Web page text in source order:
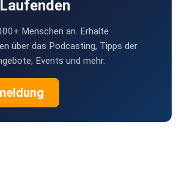
Plattformen. Apple Podcast:
Spotify: https://spoti.fi/33bj5o5
@KerstinHardt/playlists
Menschen an. Erhalte
über das Podcasting, Tipps der
Events und mehr.